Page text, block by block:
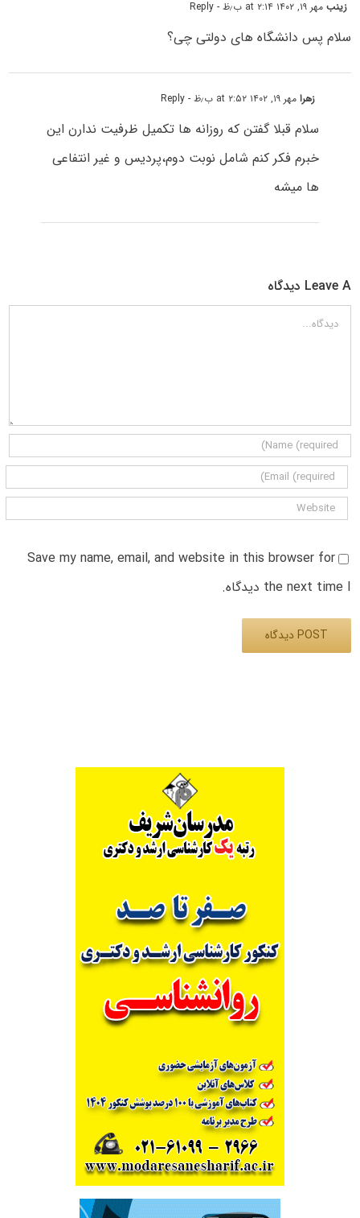
زینبمهر ۱۹, ۱۴۰۲ at ۲:۱۴ ب٫ظ - Reply
سلام پس دانشگاه های دولتی چی؟
زهرامهر ۱۹, ۱۴۰۲ at ۲:۵۲ ب٫ظ - Reply
سلام قبلا گفتن که روزانه ها تکمیل ظرفیت ندارن این
خبرم فکر کنم شامل نوبت دوم،پردیس و غیر انتفاعی
ها میشه
Leave A دیدگاه
دیدگاه
Save my name, email, and website in this browser for
the next time I دیدگاه.